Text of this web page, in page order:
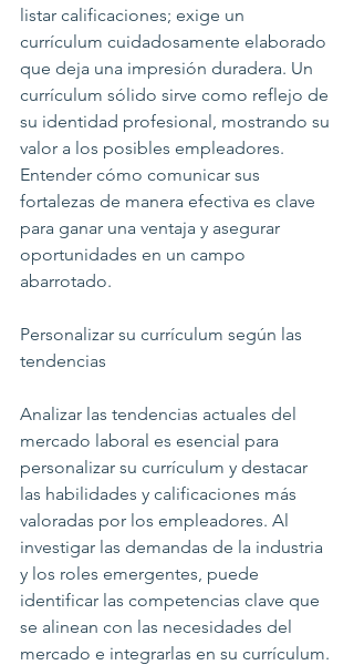
listar calificaciones; exige un
currículum cuidadosamente elaborado
que deja una impresión duradera. Un
currículum sólido sirve como reflejo de
su identidad profesional, mostrando su
valor a los posibles empleadores.
Entender cómo comunicar sus
fortalezas de manera efectiva es clave
para ganar una ventaja y asegurar
oportunidades en un campo
abarrotado.
Personalizar su currículum según las
tendencias
Analizar las tendencias actuales del
mercado laboral es esencial para
personalizar su currículum y destacar
las habilidades y calificaciones más
valoradas por los empleadores. Al
investigar las demandas de la industria
y los roles emergentes, puede
identificar las competencias clave que
se alinean con las necesidades del
mercado e integrarlas en su currículum.